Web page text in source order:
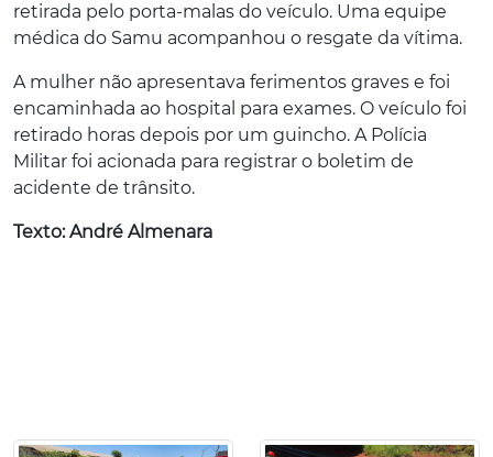
retirada pelo porta-malas do veículo. Uma equipe
médica do Samu acompanhou o resgate da vítima.
A mulher não apresentava ferimentos graves e foi
encaminhada ao hospital para exames. O veículo foi
retirado horas depois por um guincho. A Polícia
Militar foi acionada para registrar o boletim de
acidente de trânsito.
Texto: André Almenara